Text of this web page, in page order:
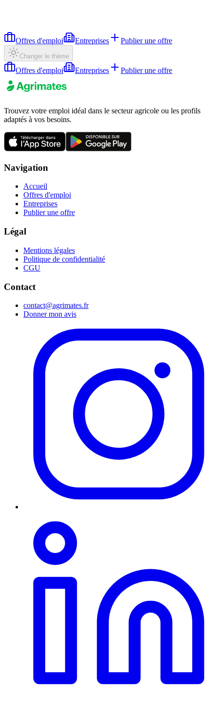
Offres d'emploi Entreprises Publier une offre
Changer le thème
Offres d'emploi Entreprises Publier une offre
Trouvez votre emploi idéal dans le secteur agricole ou les profils
adaptés à vos besoins.
Navigation
Accueil
Offres d'emploi
Entreprises
Publier une offre
Légal
Mentions légales
Politique de confidentialité
CGU
Contact
contact@agrimates.fr
Donner mon avis